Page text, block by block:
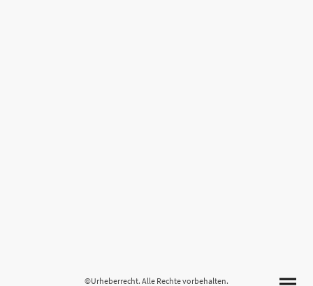
©Urheberrecht. Alle Rechte vorbehalten.